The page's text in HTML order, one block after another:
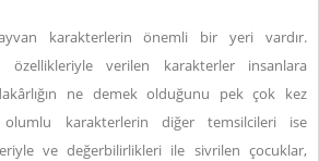
karakterlerin önemli bir yeri vardır.
özellikleriyle verilen karakterler insanlara
ne demek olduğunu pek çok kez
olumlu karakterlerin diğer temsilcileri ise
ve değerbilirlikleri ile sivrilen çocuklar,